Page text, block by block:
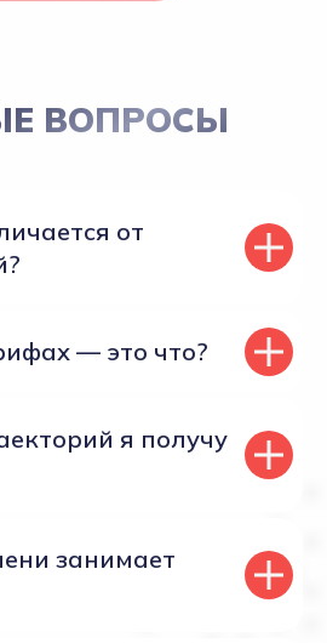
ВОПРОСЫ
от
— это что?
я получу
занимает